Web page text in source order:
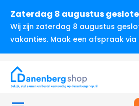
Zaterdag 8 augustus
Wij zijn zaterdag 8 augustus
vakanties. Maak een afspraak via